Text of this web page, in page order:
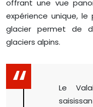
offrant une vue
expérience unique,
glacier permet de
glaciers alpins.
Le